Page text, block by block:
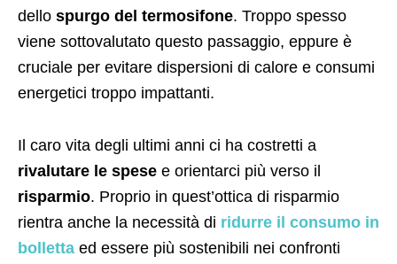
dello spurgo del termosifone. Troppo spesso
viene sottovalutato questo passaggio, eppure è
cruciale per evitare dispersioni di calore e consumi
energetici troppo impattanti.
Il caro vita degli ultimi anni ci ha costretti a
rivalutare le spese e orientarci più verso il
risparmio. Proprio in quest’ottica di risparmio
rientra anche la necessità di ridurre il consumo in
bolletta ed essere più sostenibili nei confronti